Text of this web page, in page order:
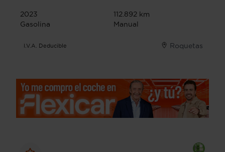
2023
112.892 km
Gasolina
Manual
I.V.A. Deducible Roquetas